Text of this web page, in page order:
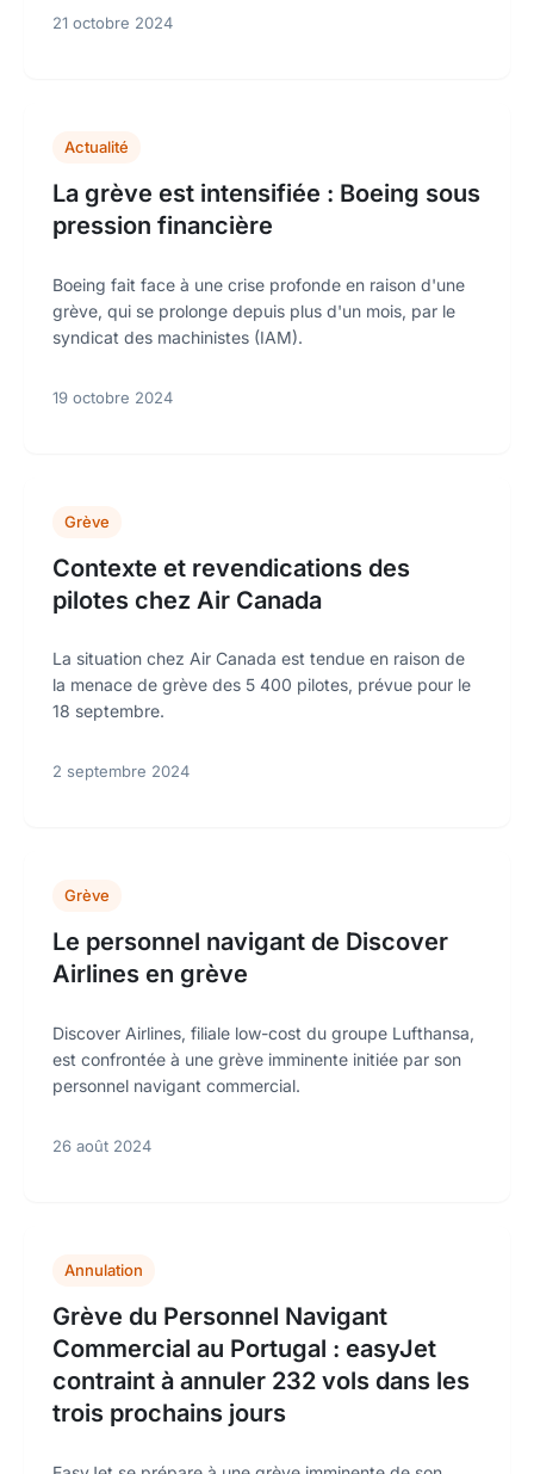
21 octobre 2024
Actualité
La grève est intensifiée : Boeing sous
pression financière
Boeing fait face à une crise profonde en raison d'une
grève, qui se prolonge depuis plus d'un mois, par le
syndicat des machinistes (IAM).
19 octobre 2024
Grève
Contexte et revendications des
pilotes chez Air Canada
La situation chez Air Canada est tendue en raison de
la menace de grève des 5 400 pilotes, prévue pour le
18 septembre.
2 septembre 2024
Grève
Le personnel navigant de Discover
Airlines en grève
Discover Airlines, filiale low-cost du groupe Lufthansa,
est confrontée à une grève imminente initiée par son
personnel navigant commercial.
26 août 2024
Annulation
Grève du Personnel Navigant
Commercial au Portugal : easyJet
contraint à annuler 232 vols dans les
trois prochains jours